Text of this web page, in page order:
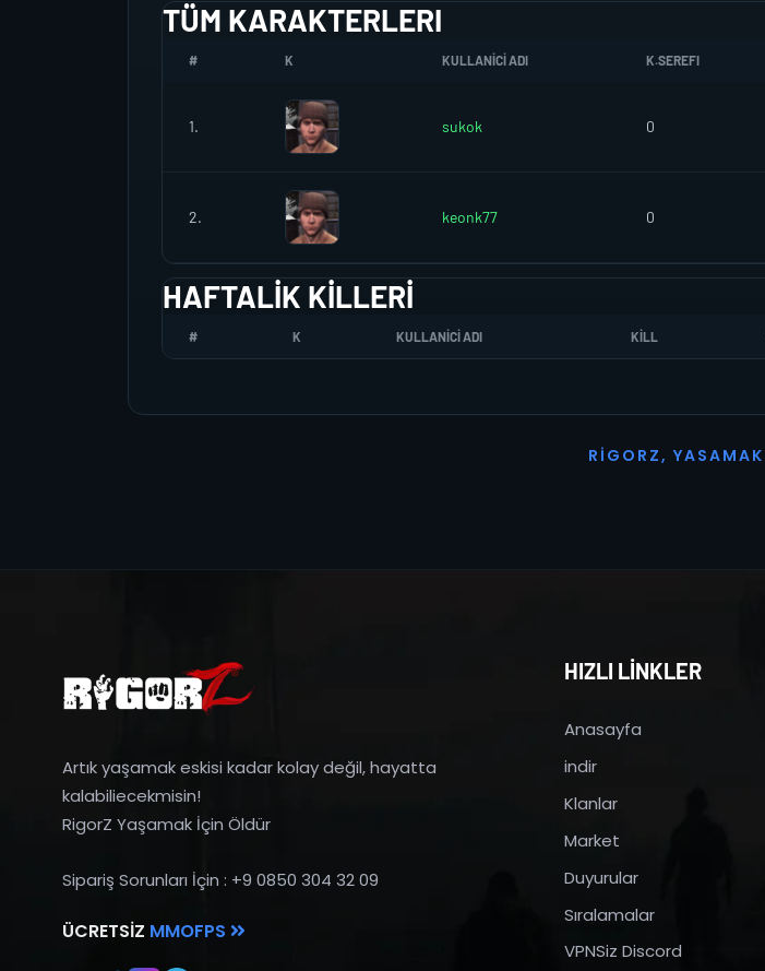
TÜM KARAKTERLERI
# K KULLANICI ADI K.SEREFI
1. sukok 0
2. keonk77 0
HAFTALIK KILLERI
# K KULLANICI ADI KILL
R I G O R Z, YASAMAK
Artık yaşamak eskisi kadar kolay değil, hayatta
kalabiliecekmisin!
RigorZ Yaşamak İçin Öldür
Sipariş Sorunları İçin : +9 0850 304 32 09
ÜCRETSIZ MMOFPS
HIZLI LİNKLER
Anasayfa
indir
Klanlar
Market
Duyurular
Sıralamalar
VPNSiz Discord